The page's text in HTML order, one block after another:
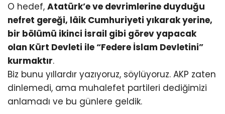
O hedef, Atatürk’e ve devrimlerine duyduğu
nefret gereği, lâik Cumhuriyeti yıkarak yerine,
bir bölümü ikinci İsrail gibi görev yapacak
olan Kürt Devleti ile “Federe İslam Devletini”
kurmaktır.
Biz bunu yıllardır yazıyoruz, söylüyoruz. AKP zaten
dinlemedi, ama muhalefet partileri dediğimizi
anlamadı ve bu günlere geldik.